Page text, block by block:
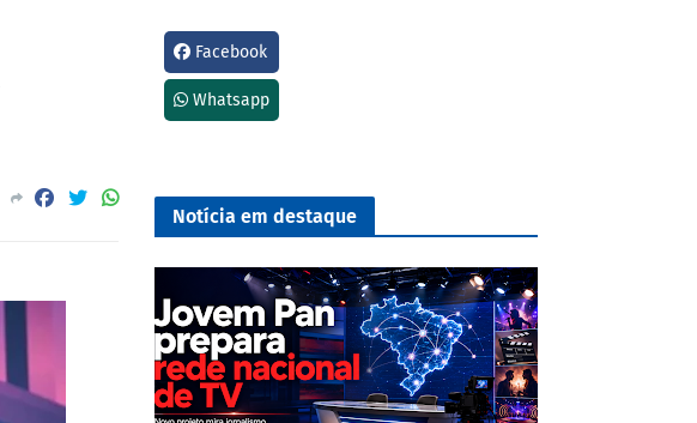
Facebook
Whatsapp
Notícia em destaque